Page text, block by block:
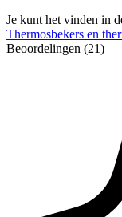
Je kunt het vinden in
Thermosbekers en
Beoordelingen (21)